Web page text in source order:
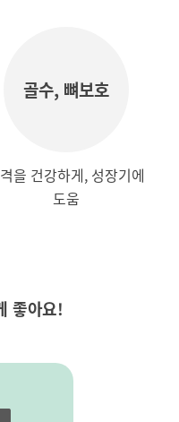
골수, 뼈보호
을 건강하게, 성장기에
도움
좋아요!